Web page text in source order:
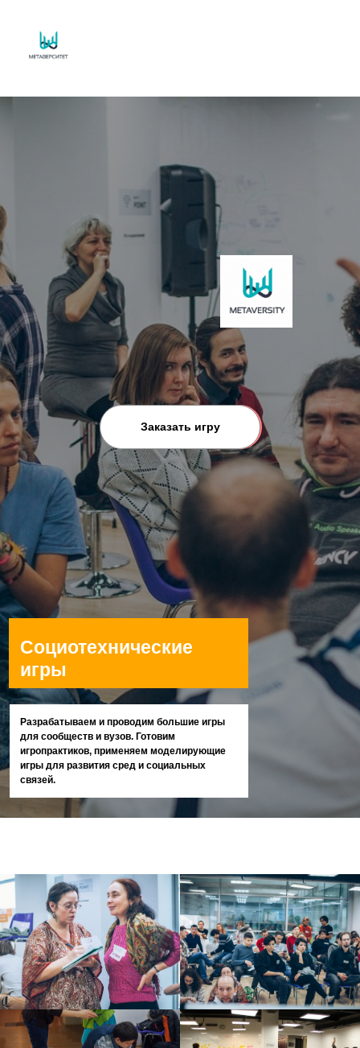
Социотехнические
игры
Разрабатываем и проводим большие игры
для сообществ и вузов. Готовим
игропрактиков, применяем моделирующие
игры для развития сред и социальных
связей.
Заказать игру